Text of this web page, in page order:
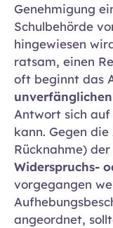
Genehmigung
Schulbehörde
hingewiesen
ratsam, einen
oft beginnt das
Antwort sich auf
kann. Gegen
Rücknahme)
Widerspruchs-
vorgegangen
angeordnet,